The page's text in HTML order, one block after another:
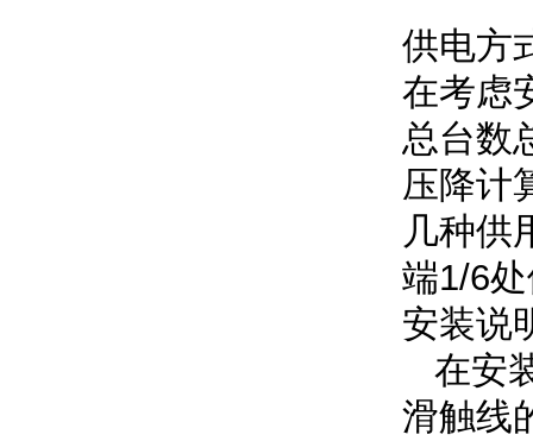
供电方
在考虑
总台数
压降计
几种
端1/6
安装说
在安
滑触线